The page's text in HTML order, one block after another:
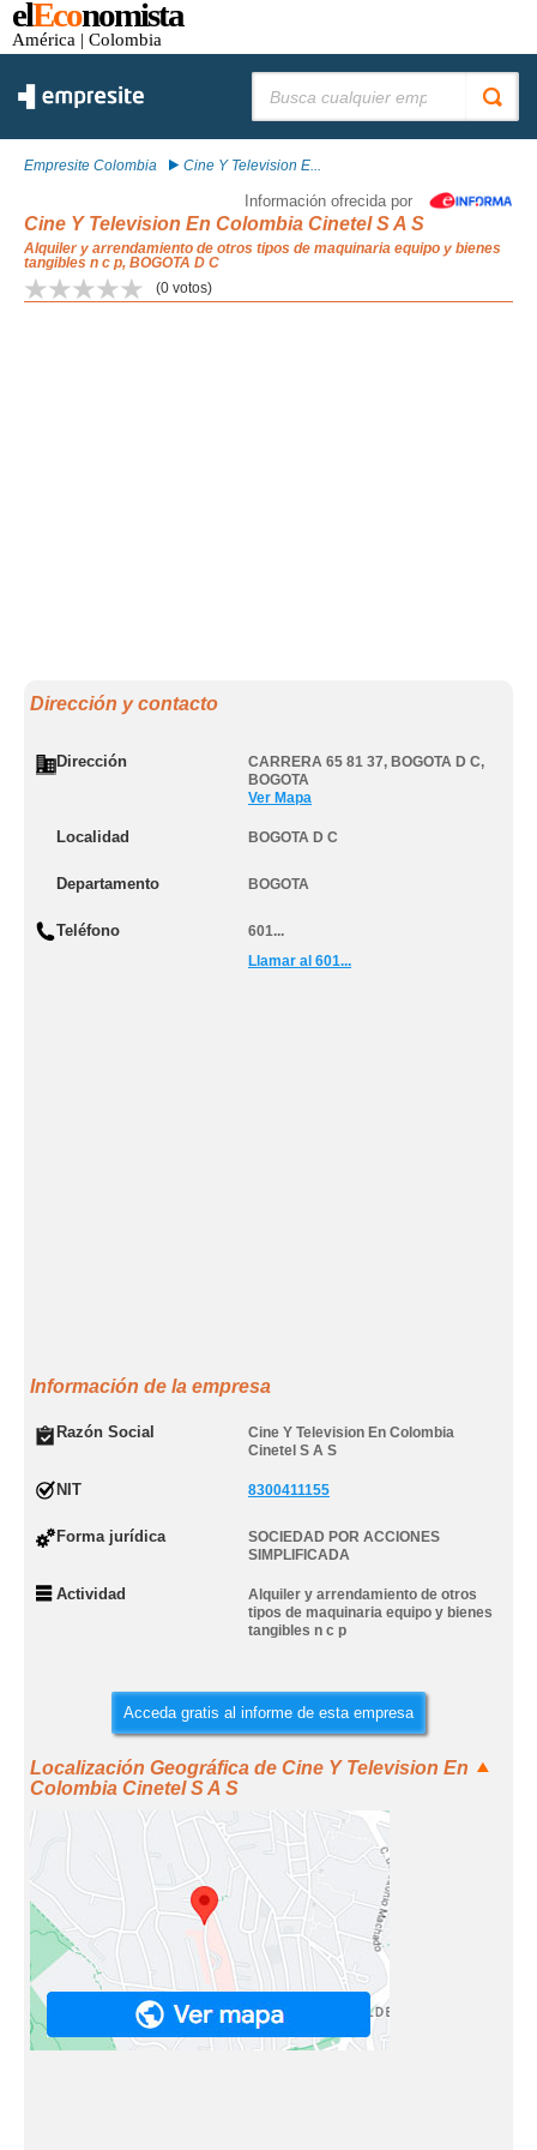
elEconomista
América | Colombia
Empresite Colombia Cine Y Television E...
Información ofrecida por
Cine Y Television En Colombia Cinetel S A S
Alquiler y arrendamiento de otros tipos de maquinaria equipo y bienes
tangibles n c p, BOGOTA D C
(0 votos)
Dirección y contacto
Dirección CARRERA 65 81 37, BOGOTA D C,
BOGOTA
Ver Mapa
Localidad BOGOTA D C
Departamento BOGOTA
Teléfono
601...
Llamar al 601...
Información de la empresa
Razón Social
Cine Y Television En Colombia
Cinetel S A S
NIT 8300411155
Forma jurídica
SOCIEDAD POR ACCIONES
SIMPLIFICADA
Actividad
Alquiler y arrendamiento de otros
tipos de maquinaria equipo y bienes
tangibles n c p
Acceda gratis al informe de esta empresa
Localización Geográfica de Cine Y Television En
Colombia Cinetel S A S